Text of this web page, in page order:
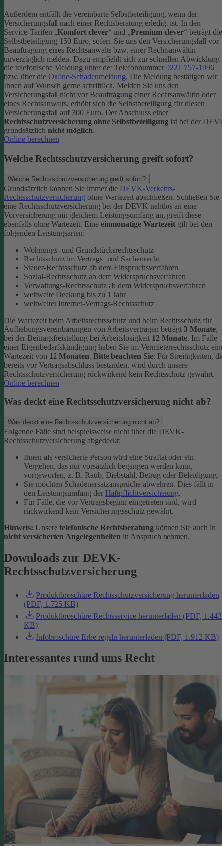
Außerdem entfällt die vereinbarte Selbstbeteiligung, wenn der
Versicherungsfall nach einer Rechtsberatung erledigt ist. In den
Service-Tarifen „Komfort clever“ und „Premium clever“ beträgt die
Selbstbeteiligung 150 Euro, sofern Sie uns den Versicherungsfall vor
Beauftragung eines Rechtsanwalts bzw. einer Rechtsanwältin
unverzüglich melden. Dazu empfiehlt sich zur schnellen Abwicklung
die telefonische Meldung unter der Telefonnummer 0221 757-1996
bzw. über die Online-Schadenmeldung. Die Meldung bestätigen wir
Ihnen auf Wunsch gerne schriftlich. Melden Sie uns den
Versicherungsfall nicht vor Beauftragung einer Rechtsanwältin oder
eines Rechtsanwalts, erhöht sich die Selbstbeteiligung für diesen
Versicherungsfall auf 300 Euro. Der Abschluss einer
Rechtsschutzversicherung ohne Selbstbeteiligung ist bei der
grundsätzlich nicht möglich.
Online berechnen
Welche Rechtsschutzversicherung greift sofort?
Welche Rechtsschutzversicherung greift sofort?
Grundsätzlich können Sie immer die DEVK-Verkehrs-
Rechtsschutzversicherung ohne Wartezeit abschließen. Schließen Sie
eine Rechtsschutzversicherung bei der DEVK nahtlos an eine
Vorversicherung mit gleichem Leistungsumfang an, greift diese
ebenfalls ohne Wartezeit. Eine einmonatige Wartezeit gilt bei den
folgenden Leistungsarten:
Wohnungs- und Grundstücksrechtsschutz
Rechtsschutz im Vertrags- und Sachenrecht
Steuer-Rechtsschutz ab dem Einspruchsverfahren
Sozial-Rechtsschutz ab dem Widerspruchsverfahren
Verwaltungs-Rechtsschutz ab dem Widerspruchsverfahren
weltweite Deckung bis zu 1 Jahr
weltweiter Internet-Vertrags-Rechtsschutz
Die Wartezeit beim Arbeitsrechtsschutz und beim Rechtsschutz für
Aufhebungsvereinbarungen von Arbeitsverträgen beträgt 3 Monate,
bei der Beitragsfreistellung bei Arbeitslosigkeit 12 Monate. Im Falle
einer Eigenbedarfskündigung haben Sie im Vermieterrechtsschutz
Wartezeit von 12 Monaten. Bitte beachten Sie: Für Streitigkeiten,
bereits vor Vertragsabschluss bestanden, wird durch unsere
Rechtsschutzversicherung rückwirkend kein Rechtsschutz gewährt.
Online berechnen
Was deckt eine Rechtsschutzversicherung nicht ab?
Was deckt eine Rechtsschutzversicherung nicht ab?
Folgende Fälle sind beispielsweise nicht über die DEVK-
Rechtsschutzversicherung abgedeckt:
Ihnen als versicherte Person wird eine Straftat oder ein
Vergehen, das nur vorsätzlich begangen werden kann,
vorgeworfen, z. B. Raub, Diebstahl, Betrug oder Beleidigung.
Sie möchten Schadenersatzansprüche abwehren. Dies fällt in
den Leistungsumfang der Haftpflichtversicherung.
Für Fälle, die vor Vertragsbeginn eingetreten sind, wird
rückwirkend kein Versicherungsschutz gewährt.
Hinweis: Unsere telefonische Rechtsberatung können Sie auch in
nicht versicherten Angelegenheiten in Anspruch nehmen.
Downloads zur DEVK-
Rechtsschutzversicherung
Produktbroschüre Rechtsschutzversicherung herunterladen
(PDF, 1.725 KB)
Produktbroschüre Rechtsservice herunterladen (PDF, 1.443
KB)
Infobroschüre Erbe regeln herunterladen (PDF, 1.912 KB)
Interessantes rund ums Recht